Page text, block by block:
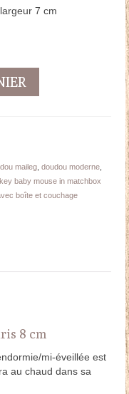
7 cm
maileg doudou moderne
baby mouse in matchbox
boîte et couchage
8 cm
mi-éveillée est
au chaud dans sa